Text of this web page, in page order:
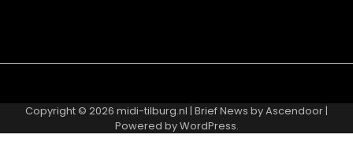
Us
Us
Policy
Policy
and
Conditions
Copyright © 2026 midi-tilburg.nl | Brief News byAscendoor |
Powered byWordPress.